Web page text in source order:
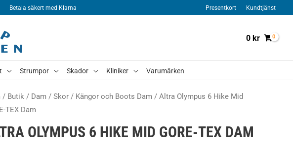
Betala säkert med Klarna Presentkort Kundtjänst
0 kr
Strumpor Skador Kliniker Varumärken
/ Butik / Dam / Skor / Kängor och Boots Dam / Altra Olympus 6 Hike Mid
TEX Dam
OLYMPUS 6 HIKE MID GORE-TEX DAM